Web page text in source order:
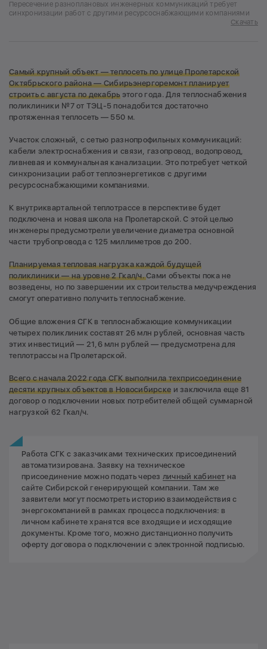
Пересечение разноплановых инженерных коммуникаций требует
синхронизации работ с другими ресурсоснабжающими компаниями
Скачать
Самый крупный объект — теплосеть по улице Пролетарской
Октябрьского района — Сибирьэнергоремонт планирует
строить с августа по декабрьэтого года. Для теплоснабжения
поликлиники №7 от ТЭЦ-5 понадобится достаточно
протяженная теплосеть — 550 м.
Участок сложный, с сетью разнопрофильных коммуникаций:
кабели электроснабжения и связи, газопровод, водопровод,
ливневая и коммунальная канализации. Это потребует четкой
синхронизации работ теплоэнергетиков с другими
ресурсоснабжающими компаниями.
К внутриквартальной теплотрассе в перспективе будет
подключена и новая школа на Пролетарской. С этой целью
инженеры предусмотрели увеличение диаметра основной
части трубопровода с 125 миллиметров до 200.
Планируемая тепловая нагрузка каждой будущей
поликлиники — на уровне 2 Гкал/ч.Сами объекты пока не
возведены, но по завершении их строительства медучреждения
смогут оперативно получить теплоснабжение.
Общие вложения СГК в теплоснабжающие коммуникации
четырех поликлиник составят 26 млн рублей, основная часть
этих инвестиций — 21,6 млн рублей — предусмотрена для
теплотрассы на Пролетарской.
Всего с начала 2022 года СГК выполнила техприсоединение
десяти крупных объектов в Новосибирске и заключила еще 81
договор о подключении новых потребителей общей суммарной
нагрузкой 62 Гкал/ч.
Работа СГК с заказчиками технических присоединений
автоматизирована. Заявку на техническое
присоединение можно подать через личный кабинет на
сайте Сибирской генерирующей компании. Там же
заявители могут посмотреть историю взаимодействия с
энергокомпанией в рамках процесса подключения: в
личном кабинете хранятся все входящие и исходящие
документы. Кроме того, можно дистанционно получить
оферту договора о подключении с электронной подписью.